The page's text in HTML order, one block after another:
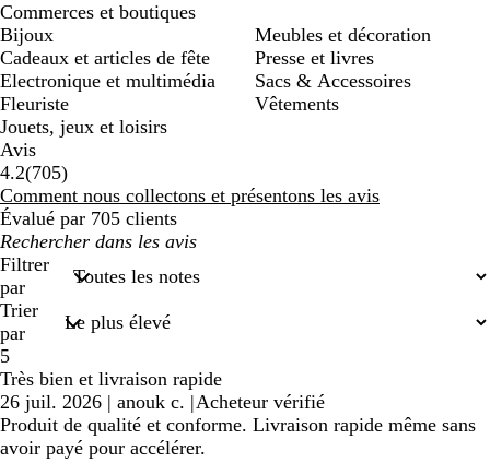
Commerces et boutiques
Bijoux
Cadeaux et articles de fête
Electronique et multimédia
Fleuriste
Jouets, jeux et loisirs
Meubles et décoration
Presse et livres
Sacs & Accessoires
Vêtements
Avis
4.2(705705
avis
)
Comment nous collectons et présentons les avis
Évalué par 705 clients
Mes
recherches
saisies
Filtrer
par
Trier
par
5
Très bien et livraison rapide
26 juil. 2026 | anouk c. |Acheteur vérifié
Produit de qualité et conforme. Livraison rapide même sans
avoir payé pour accélérer.